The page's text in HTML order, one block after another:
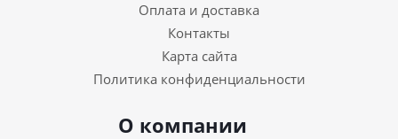
Оплата и доставка
Контакты
Карта сайта
Политика конфиденциальности
О компании